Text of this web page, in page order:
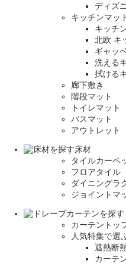
ディズ
キッチンマッ
キッチ
北欧 キ
ギャッ
洗える
拭ける
廊下敷き
階段マット
トイレマット
バスマット
アウトレット
床材
タイルカーペ
フロアタイル
ダイニングラ
ジョイントマ
カーテントッ
人気特集で選
遮熱断
カーテ